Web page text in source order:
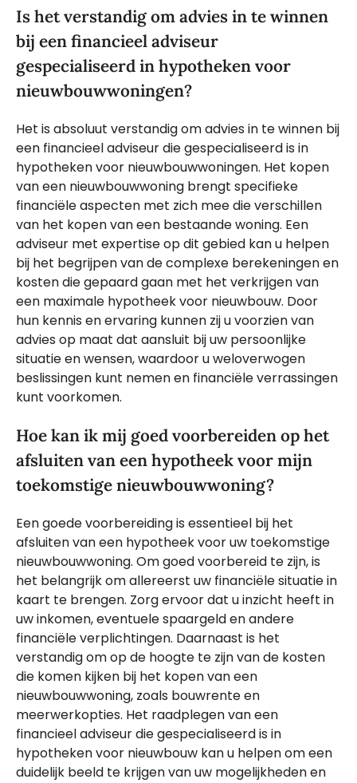
Is het verstandig om advies in te winnen
bij een financieel adviseur
gespecialiseerd in hypotheken voor
nieuwbouwwoningen?
Het is absoluut verstandig om advies in te winnen bij
een financieel adviseur die gespecialiseerd is in
hypotheken voor nieuwbouwwoningen. Het kopen
van een nieuwbouwwoning brengt specifieke
financiële aspecten met zich mee die verschillen
van het kopen van een bestaande woning. Een
adviseur met expertise op dit gebied kan u helpen
bij het begrijpen van de complexe berekeningen en
kosten die gepaard gaan met het verkrijgen van
een maximale hypotheek voor nieuwbouw. Door
hun kennis en ervaring kunnen zij u voorzien van
advies op maat dat aansluit bij uw persoonlijke
situatie en wensen, waardoor u weloverwogen
beslissingen kunt nemen en financiële verrassingen
kunt voorkomen.
Hoe kan ik mij goed voorbereiden op het
afsluiten van een hypotheek voor mijn
toekomstige nieuwbouwwoning?
Een goede voorbereiding is essentieel bij het
afsluiten van een hypotheek voor uw toekomstige
nieuwbouwwoning. Om goed voorbereid te zijn, is
het belangrijk om allereerst uw financiële situatie in
kaart te brengen. Zorg ervoor dat u inzicht heeft in
uw inkomen, eventuele spaargeld en andere
financiële verplichtingen. Daarnaast is het
verstandig om op de hoogte te zijn van de kosten
die komen kijken bij het kopen van een
nieuwbouwwoning, zoals bouwrente en
meerwerkopties. Het raadplegen van een
financieel adviseur die gespecialiseerd is in
hypotheken voor nieuwbouw kan u helpen om een
duidelijk beeld te krijgen van uw mogelijkheden en